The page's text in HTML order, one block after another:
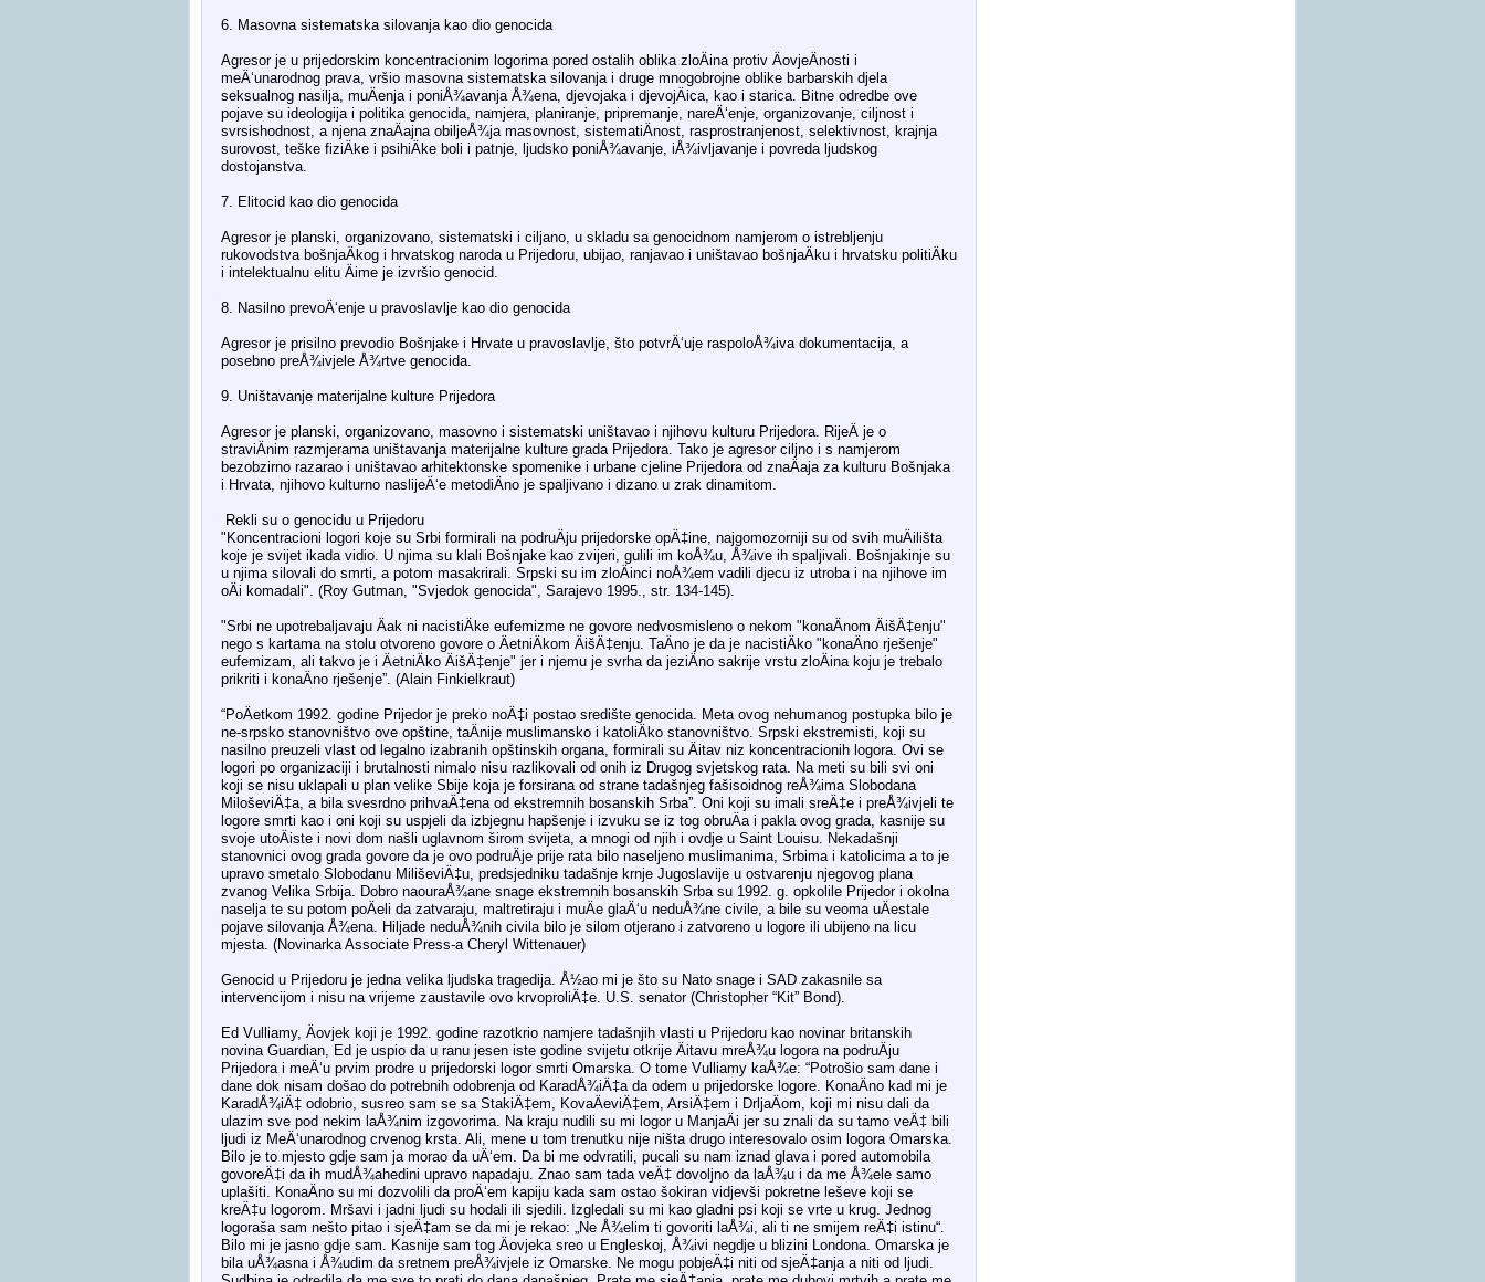
6. Masovna sistematska silovanja kao dio genocida
Agresor je u prijedorskim koncentracionim logorima pored ostalih oblika zloÄina protiv ÄovjeÄnosti i
meÄ‘unarodnog prava, vršio masovna sistematska silovanja i druge mnogobrojne oblike barbarskih djela
seksualnog nasilja, muÄenja i poniÅ¾avanja Å¾ena, djevojaka i djevojÄica, kao i starica. Bitne odredbe ove
pojave su ideologija i politika genocida, namjera, planiranje, pripremanje, nareÄ‘enje, organizovanje, ciljnost i
svrsishodnost, a njena znaÄajna obiljeÅ¾ja masovnost, sistematiÄnost, rasprostranjenost, selektivnost, krajnja
surovost, teške fiziÄke i psihiÄke boli i patnje, ljudsko poniÅ¾avanje, iÅ¾ivljavanje i povreda ljudskog
dostojanstva.
7. Elitocid kao dio genocida
Agresor je planski, organizovano, sistematski i ciljano, u skladu sa genocidnom namjerom o istrebljenju
rukovodstva bošnjaÄkog i hrvatskog naroda u Prijedoru, ubijao, ranjavao i uništavao bošnjaÄku i hrvatsku politiÄku
i intelektualnu elitu Äime je izvršio genocid.
8. Nasilno prevoÄ‘enje u pravoslavlje kao dio genocida
Agresor je prisilno prevodio Bošnjake i Hrvate u pravoslavlje, što potvrÄ‘uje raspoloÅ¾iva dokumentacija, a
posebno preÅ¾ivjele Å¾rtve genocida.
9. Uništavanje materijalne kulture Prijedora
Agresor je planski, organizovano, masovno i sistematski uništavao i njihovu kulturu Prijedora. RijeÄ je o
straviÄnim razmjerama uništavanja materijalne kulture grada Prijedora. Tako je agresor ciljno i s namjerom
bezobzirno razarao i uništavao arhitektonske spomenike i urbane cjeline Prijedora od znaÄaja za kulturu Bošnjaka
i Hrvata, njihovo kulturno naslijeÄ‘e metodiÄno je spaljivano i dizano u zrak dinamitom.
Rekli su o genocidu u Prijedoru
"Koncentracioni logori koje su Srbi formirali na podruÄju prijedorske opÄ‡ine, najgomozorniji su od svih muÄilišta
koje je svijet ikada vidio. U njima su klali Bošnjake kao zvijeri, gulili im koÅ¾u, Å¾ive ih spaljivali. Bošnjakinje su
u njima silovali do smrti, a potom masakrirali. Srpski su im zloÄinci noÅ¾em vadili djecu iz utroba i na njihove im
oÄi komadali". (Roy Gutman, "Svjedok genocida", Sarajevo 1995., str. 134-145).
"Srbi ne upotrebaljavaju Äak ni nacistiÄke eufemizme ne govore nedvosmisleno o nekom "konaÄnom ÄišÄ‡enju"
nego s kartama na stolu otvoreno govore o ÄetniÄkom ÄišÄ‡enju. TaÄno je da je nacistiÄko "konaÄno rješenje"
eufemizam, ali takvo je i ÄetniÄko ÄišÄ‡enje" jer i njemu je svrha da jeziÄno sakrije vrstu zloÄina koju je trebalo
prikriti i konaÄno rješenje”. (Alain Finkielkraut)
“PoÄetkom 1992. godine Prijedor je preko noÄ‡i postao središte genocida. Meta ovog nehumanog postupka bilo je
ne-srpsko stanovništvo ove opštine, taÄnije muslimansko i katoliÄko stanovništvo. Srpski ekstremisti, koji su
nasilno preuzeli vlast od legalno izabranih opštinskih organa, formirali su Äitav niz koncentracionih logora. Ovi se
logori po organizaciji i brutalnosti nimalo nisu razlikovali od onih iz Drugog svjetskog rata. Na meti su bili svi oni
koji se nisu uklapali u plan velike Sbije koja je forsirana od strane tadašnjeg fašisoidnog reÅ¾ima Slobodana
MiloševiÄ‡a, a bila svesrdno prihvaÄ‡ena od ekstremnih bosanskih Srba”. Oni koji su imali sreÄ‡e i preÅ¾ivjeli te
logore smrti kao i oni koji su uspjeli da izbjegnu hapšenje i izvuku se iz tog obruÄa i pakla ovog grada, kasnije su
svoje utoÄiste i novi dom našli uglavnom širom svijeta, a mnogi od njih i ovdje u Saint Louisu. Nekadašnji
stanovnici ovog grada govore da je ovo podruÄje prije rata bilo naseljeno muslimanima, Srbima i katolicima a to je
upravo smetalo Slobodanu MiliševiÄ‡u, predsjedniku tadašnje krnje Jugoslavije u ostvarenju njegovog plana
zvanog Velika Srbija. Dobro naouraÅ¾ane snage ekstremnih bosanskih Srba su 1992. g. opkolile Prijedor i okolna
naselja te su potom poÄeli da zatvaraju, maltretiraju i muÄe glaÄ‘u neduÅ¾ne civile, a bile su veoma uÄestale
pojave silovanja Å¾ena. Hiljade neduÅ¾nih civila bilo je silom otjerano i zatvoreno u logore ili ubijeno na licu
mjesta. (Novinarka Associate Press-a Cheryl Wittenauer)
Genocid u Prijedoru je jedna velika ljudska tragedija. Å½ao mi je što su Nato snage i SAD zakasnile sa
intervencijom i nisu na vrijeme zaustavile ovo krvoproliÄ‡e. U.S. senator (Christopher “Kit” Bond).
Ed Vulliamy, Äovjek koji je 1992. godine razotkrio namjere tadašnjih vlasti u Prijedoru kao novinar britanskih
novina Guardian, Ed je uspio da u ranu jesen iste godine svijetu otkrije Äitavu mreÅ¾u logora na podruÄju
Prijedora i meÄ‘u prvim prodre u prijedorski logor smrti Omarska. O tome Vulliamy kaÅ¾e: “Potrošio sam dane i
dane dok nisam došao do potrebnih odobrenja od KaradÅ¾iÄ‡a da odem u prijedorske logore. KonaÄno kad mi je
KaradÅ¾iÄ‡ odobrio, susreo sam se sa StakiÄ‡em, KovaÄeviÄ‡em, ArsiÄ‡em i DrljaÄom, koji mi nisu dali da
ulazim sve pod nekim laÅ¾nim izgovorima. Na kraju nudili su mi logor u ManjaÄi jer su znali da su tamo veÄ‡ bili
ljudi iz MeÄ‘unarodnog crvenog krsta. Ali, mene u tom trenutku nije ništa drugo interesovalo osim logora Omarska.
Bilo je to mjesto gdje sam ja morao da uÄ‘em. Da bi me odvratili, pucali su nam iznad glava i pored automobila
govoreÄ‡i da ih mudÅ¾ahedini upravo napadaju. Znao sam tada veÄ‡ dovoljno da laÅ¾u i da me Å¾ele samo
uplašiti. KonaÄno su mi dozvolili da proÄ‘em kapiju kada sam ostao šokiran vidjevši pokretne leševe koji se
kreÄ‡u logorom. Mršavi i jadni ljudi su hodali ili sjedili. Izgledali su mi kao gladni psi koji se vrte u krug. Jednog
logoraša sam nešto pitao i sjeÄ‡am se da mi je rekao: „Ne Å¾elim ti govoriti laÅ¾i, ali ti ne smijem reÄ‡i istinu“.
Bilo mi je jasno gdje sam. Kasnije sam tog Äovjeka sreo u Engleskoj, Å¾ivi negdje u blizini Londona. Omarska je
bila uÅ¾asna i Å¾udim da sretnem preÅ¾ivjele iz Omarske. Ne mogu pobjeÄ‡i niti od sjeÄ‡anja a niti od ljudi.